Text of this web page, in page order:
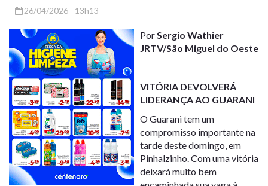
26/04/2026 - 13h13
Por Sergio Wathier
JRTV/São Miguel do Oeste
VITÓRIA DEVOLVERÁ
LIDERANÇA AO GUARANI
O Guarani tem um
compromisso importante na
tarde deste domingo, em
Pinhalzinho. Com uma vitória
deixará muito bem